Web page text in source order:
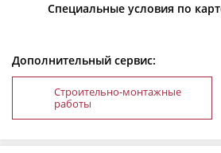
Специальные условия по
Дополнительный сервис:
Строительно-монтажные
работы